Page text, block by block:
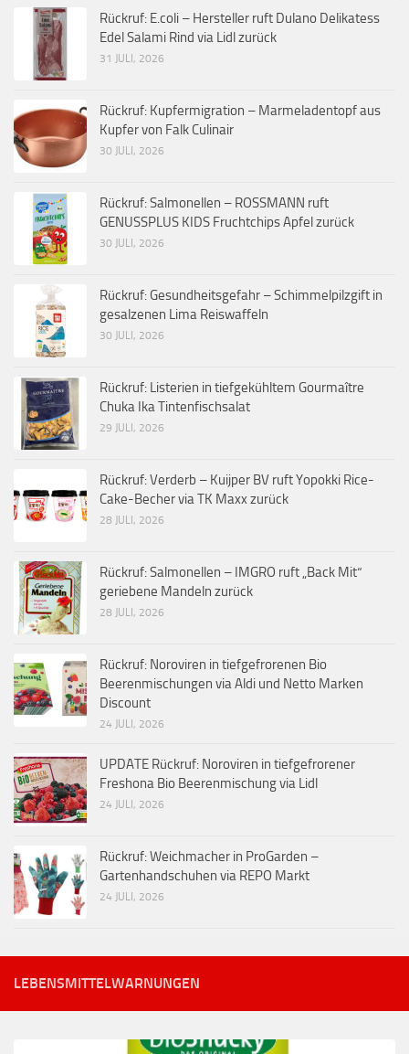
Rückruf: E.coli – Hersteller ruft Dulano Delikatess
Edel Salami Rind via Lidl zurück
31 JULI, 2026
Rückruf: Kupfermigration – Marmeladentopf aus
Kupfer von Falk Culinair
30 JULI, 2026
Rückruf: Salmonellen – ROSSMANN ruft
GENUSSPLUS KIDS Fruchtchips Apfel zurück
30 JULI, 2026
Rückruf: Gesundheitsgefahr – Schimmelpilzgift in
gesalzenen Lima Reiswaffeln
30 JULI, 2026
Rückruf: Listerien in tiefgekühltem Gourmaître
Chuka Ika Tintenfischsalat
29 JULI, 2026
Rückruf: Verderb – Kuijper BV ruft Yopokki Rice-
Cake-Becher via TK Maxx zurück
28 JULI, 2026
Rückruf: Salmonellen – IMGRO ruft „Back Mit“
geriebene Mandeln zurück
28 JULI, 2026
Rückruf: Noroviren in tiefgefrorenen Bio
Beerenmischungen via Aldi und Netto Marken
Discount
24 JULI, 2026
UPDATE Rückruf: Noroviren in tiefgefrorener
Freshona Bio Beerenmischung via Lidl
24 JULI, 2026
Rückruf: Weichmacher in ProGarden –
Gartenhandschuhen via REPO Markt
24 JULI, 2026
LEBENSMITTELWARNUNGEN